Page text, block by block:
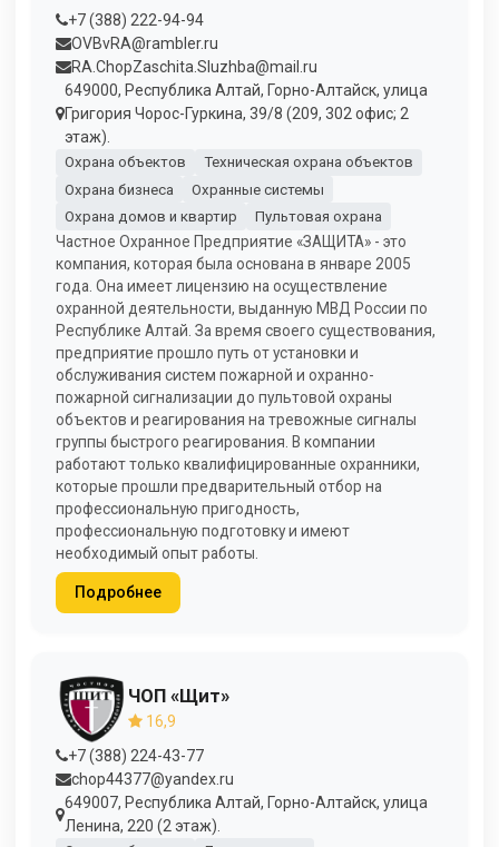
+7 (388) 222-94-94
OVBvRA@rambler.ru
RA.ChopZaschita.Sluzhba@mail.ru
649000, Республика Алтай, Горно-Алтайск, улица
Григория Чорос-Гуркина, 39/8 (209, 302 офис; 2
этаж).
Охрана объектов
Техническая охрана объектов
Охрана бизнеса
Охранные системы
Охрана домов и квартир
Пультовая охрана
Частное Охранное Предприятие «ЗАЩИТА» - это
компания, которая была основана в январе 2005
года. Она имеет лицензию на осуществление
охранной деятельности, выданную МВД России по
Республике Алтай. За время своего существования,
предприятие прошло путь от установки и
обслуживания систем пожарной и охранно-
пожарной сигнализации до пультовой охраны
объектов и реагирования на тревожные сигналы
группы быстрого реагирования. В компании
работают только квалифицированные охранники,
которые прошли предварительный отбор на
профессиональную пригодность,
профессиональную подготовку и имеют
необходимый опыт работы.
Подробнее
ЧОП «Щит»
16,9
+7 (388) 224-43-77
chop44377@yandex.ru
649007, Республика Алтай, Горно-Алтайск, улица
Ленина, 220 (2 этаж).